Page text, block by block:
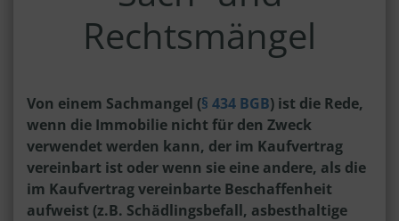
Rechtsmängel
Von einem Sachmangel (§ 434 BGB) ist die Rede,
wenn die Immobilie nicht für den Zweck
verwendet werden kann, der im Kaufvertrag
vereinbart ist oder wenn sie eine andere, als die
im Kaufvertrag vereinbarte Beschaffenheit
aufweist (z.B. Schädlingsbefall, asbesthaltige